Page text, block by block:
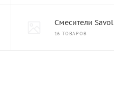
Смесители Savol
16 ТОВАРОВ